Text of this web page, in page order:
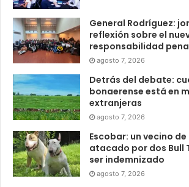
General Rodríguez:
reflexión sobre el
responsabilidad
agosto 7, 2026
Detrás del debate:
bonaerense está en
extranjeras
agosto 7, 2026
Escobar: un vecino
atacado por dos Bull
ser indemnizado
agosto 7, 2026